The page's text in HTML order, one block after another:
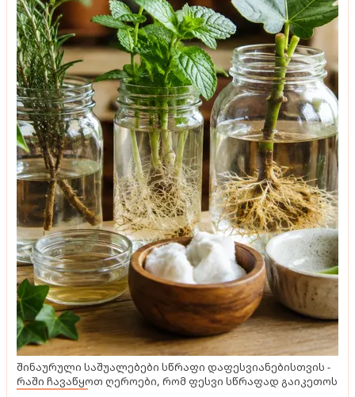
შინაურული საშუალებები სწრაფი დაფესვიანებისთვის -
რაში ჩავაწყოთ ღეროები, რომ ფესვი სწრაფად გაიკეთოს